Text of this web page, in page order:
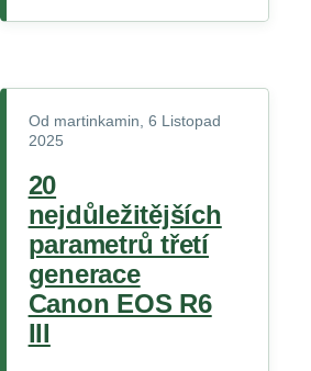
Od martinkamin , 6 Listopad
2025
20
nejdůležitějších
parametrů třetí
generace
Canon EOS R6
III